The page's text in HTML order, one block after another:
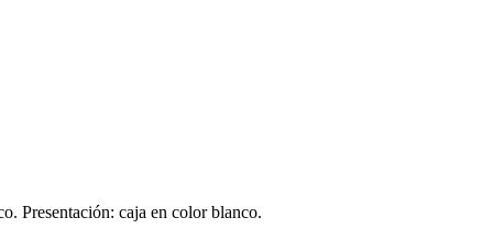
Presentación: caja en color blanco.